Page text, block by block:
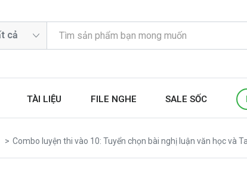
TÀI LIỆU FILE NGHE SALE SỐC
Combo luyện thi vào 10: Tuyển chọn bài nghị luận văn học và